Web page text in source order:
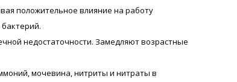
положительное влияние на работу
недостаточности. Замедляют возрастные
мочевина, нитриты и нитраты в